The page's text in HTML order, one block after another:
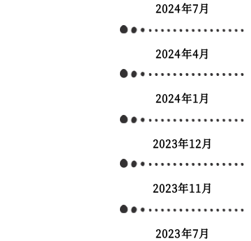
2024年7月
2024年4月
2024年1月
2023年12月
2023年11月
2023年7月